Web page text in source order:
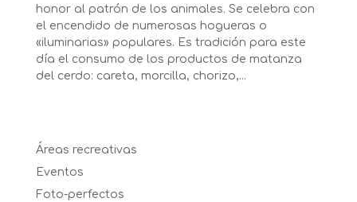
honor al patrón de los animales. Se celebra con
el encendido de numerosas hogueras o
«iluminarias» populares. Es tradición para este
día el consumo de los productos de matanza
del cerdo: careta, morcilla, chorizo,...
Áreas recreativas
Eventos
Foto-perfectos